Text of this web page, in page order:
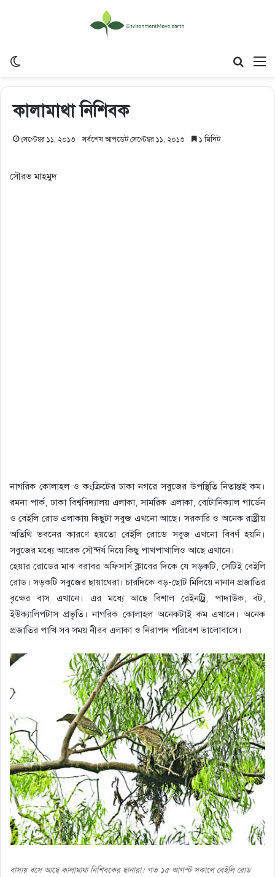
কালামাথা নিশিবক
সেপ্টেম্বর ১১, ২০১৩ সর্বশেষ আপডেট সেপ্টেম্বর ১১, ২০১৩ ১ মিনিট
সৌরভ মাহমুদ
নাগরিক কোলাহল ও কংক্রিটের ঢাকা নগরে সবুজের উপস্থিতি নিতান্তই কম।
রমনা পার্ক, ঢাকা বিশ্ববিদ্যালয় এলাকা, সামরিক এলাকা, বোটানিক্যাল গার্ডেন
ও বেইলি রোড এলাকায় কিছুটা সবুজ এখনো আছে। সরকারি ও অনেক রাষ্ট্রীয়
অতিথি ভবনের কারণে হয়তো বেইলি রোডে সবুজ এখনো বিবর্ণ হয়নি।
সবুজের মধ্যে আরেক সৌন্দর্য নিয়ে কিছু পাখপাখালিও আছে এখানে।
হেয়ার রোডের মাঝ বরাবর অফিসার্স ক্লাবের দিকে যে সড়কটি, সেটিই বেইলি
রোড। সড়কটি সবুজের ছায়াঘেরা। চারদিকে বড়-ছোট মিলিয়ে নানান প্রজাতির
বৃক্ষের বাস এখানে। এর মধ্যে আছে বিশাল রেইনট্রি, পাদাউক, বট,
ইউক্যালিপটাস প্রভৃতি। নাগরিক কোলাহল অনেকটাই কম এখানে। অনেক
প্রজাতির পাখি সব সময় নীরব এলাকা ও নিরাপদ পরিবেশ ভালোবাসে।
বাসায় বসে আছে কালামাথা নিশিবকের ছানারা। গত ১৫ আগস্ট সকালে বেইলি রোড